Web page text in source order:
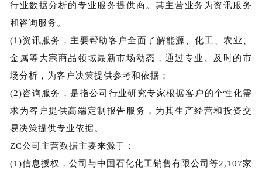
行业数据分析的专业服务提供商。其主营业务为资讯服务
和咨询服务。
(1)资讯服务，主要帮助客户全面了解能源、化工、农业、
金属等大宗商品领域最新市场动态，通过专业、及时的市
场分析，为客户决策提供参考和依据；
(2)咨询服务，是指公司行业研究专家根据客户的个性化需
求为客户提供高端定制报告服务，为其生产经营和投资交
易决策提供专业依据。
ZC公司主营数据主要来源于：
(1)信息授权，公司与中国石化化工销售有限公司等2,107家